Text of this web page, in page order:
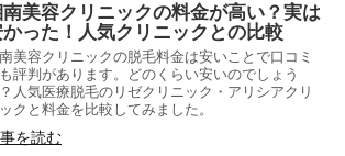
美容クリニックの料金が高い？実は
った！人気クリニックとの比較
美容クリニックの脱毛料金は安いことで口コミ
評判があります。どのくらい安いのでしょう
人気医療脱毛のリゼクリニック・アリシアクリ
クと料金を比較してみました。
を読む